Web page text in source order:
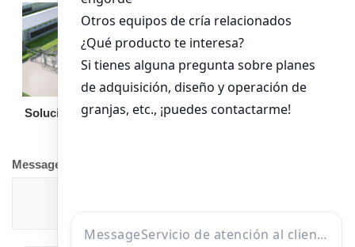
Solución llave en mano Otro equipo
Message